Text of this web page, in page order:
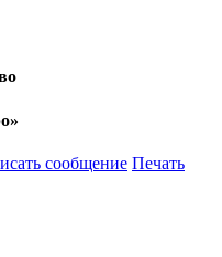
сообщение Печать